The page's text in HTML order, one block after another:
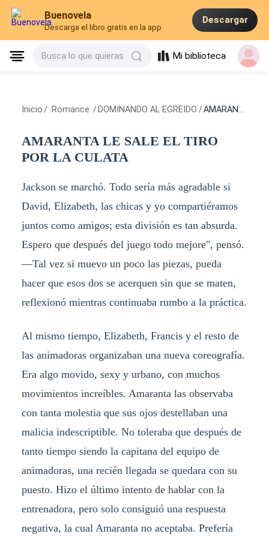
Buenovela
Descarga el libro gratis en la app
Descargar
Busca lo que quieras Mi biblioteca
Inicio / Romance / DOMINANDO AL EGREIDO /AMARANTA LE SALE EL TIRO POR LA CULATA
AMARANTA LE SALE EL TIRO
POR LA CULATA
Jackson se marchó. Todo sería más agradable si
David, Elizabeth, las chicas y yo compartiéramos
juntos como amigos; esta división es tan absurda.
Espero que después del juego todo mejore", pensó.
—Tal vez si muevo un poco las piezas, pueda
hacer que esos dos se acerquen sin que se maten,
reflexionó mientras continuaba rumbo a la práctica.
Al mismo tiempo, Elizabeth, Francis y el resto de
las animadoras organizaban una nueva coreografía.
Era algo movido, sexy y urbano, con muchos
movimientos increíbles. Amaranta las observaba
con tanta molestia que sus ojos destellaban una
malicia indescriptible. No toleraba que después de
tanto tiempo siendo la capitana del equipo de
animadoras, una recién llegada se quedara con su
puesto. Hizo el último intento de hablar con la
entrenadora, pero solo consiguió una respuesta
negativa, la cual Amaranta no aceptaba. Prefería